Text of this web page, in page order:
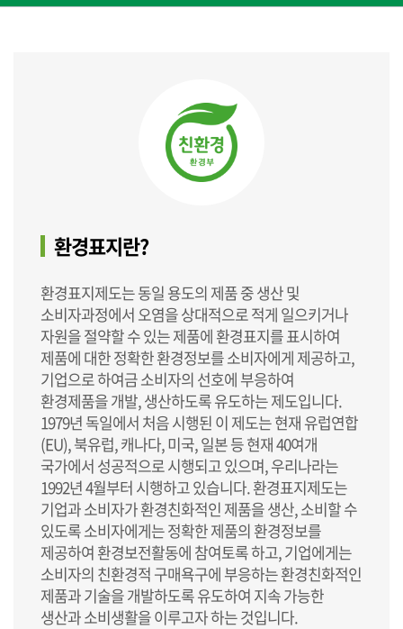
환경표지란?
환경표지제도는 동일 용도의 제품 중 생산 및
소비자과정에서 오염을 상대적으로 적게 일으키거나
자원을 절약할 수 있는 제품에 환경표지를 표시하여
제품에 대한 정확한 환경정보를 소비자에게 제공하고,
기업으로 하여금 소비자의 선호에 부응하여
환경제품을 개발, 생산하도록 유도하는 제도입니다.
1979년 독일에서 처음 시행된 이 제도는 현재 유럽연합
(EU), 북유럽, 캐나다, 미국, 일본 등 현재 40여개
국가에서 성공적으로 시행되고 있으며, 우리나라는
1992년 4월부터 시행하고 있습니다. 환경표지제도는
기업과 소비자가 환경친화적인 제품을 생산, 소비할 수
있도록 소비자에게는 정확한 제품의 환경정보를
제공하여 환경보전활동에 참여토록 하고, 기업에게는
소비자의 친환경적 구매욕구에 부응하는 환경친화적인
제품과 기술을 개발하도록 유도하여 지속 가능한
생산과 소비생활을 이루고자 하는 것입니다.